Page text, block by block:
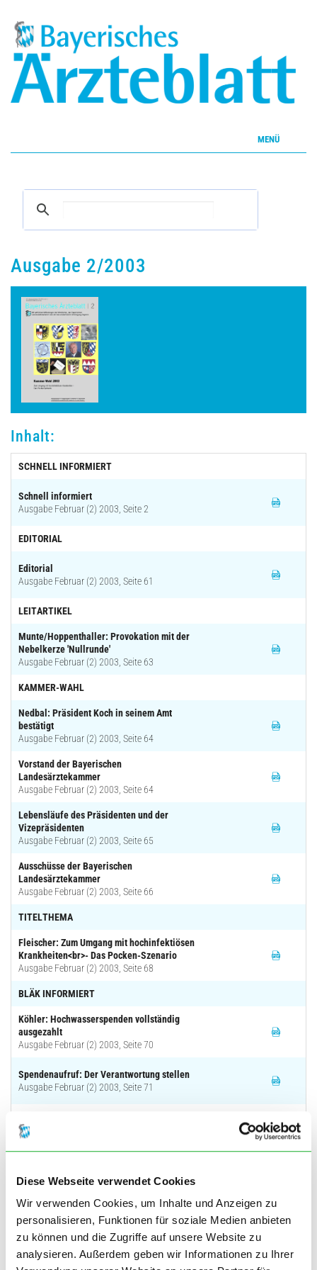
Diese Webseite verwendet Cookies
Wir verwenden Cookies, um Inhalte und Anzeigen zu
personalisieren, Funktionen für soziale Medien anbieten
zu können und die Zugriffe auf unsere Website zu
analysieren. Außerdem geben wir Informationen zu Ihrer
MENÜ
Inhalte
Archiv
Ausgabe 2/2003
Inhalt:
SCHNELL INFORMIERT
Schnell informiert
Ausgabe Februar (2) 2003, Seite 2
EDITORIAL
Editorial
Ausgabe Februar (2) 2003, Seite 61
LEITARTIKEL
Munte/Hoppenthaller: Provokation mit der
Nebelkerze 'Nullrunde'
Ausgabe Februar (2) 2003, Seite 63
KAMMER-WAHL
Nedbal: Präsident Koch in seinem Amt
bestätigt
Ausgabe Februar (2) 2003, Seite 64
Vorstand der Bayerischen
Landesärztekammer
Ausgabe Februar (2) 2003, Seite 64
Lebensläufe des Präsidenten und der
Vizepräsidenten
Ausgabe Februar (2) 2003, Seite 65
Ausschüsse der Bayerischen
Landesärztekammer
Ausgabe Februar (2) 2003, Seite 66
TITELTHEMA
Fleischer: Zum Umgang mit hochinfektiösen
Krankheiten<br>- Das Pocken-Szenario
Ausgabe Februar (2) 2003, Seite 68
BLÄK INFORMIERT
Köhler: Hochwasserspenden vollständig
ausgezahlt
Ausgabe Februar (2) 2003, Seite 70
Spendenaufruf: Der Verantwortung stellen
Ausgabe Februar (2) 2003, Seite 71
und Kollegen gesucht<br>für das 'Netzwerk
Sucht in Bayern' der BAS
Ausgabe Februar (2) 2003, Seite 94
BLÄK AMTLICHES
Neue Todesbescheinigungen
Ausgabe Februar (2) 2003, Seite 71
KVB INFORMIERT